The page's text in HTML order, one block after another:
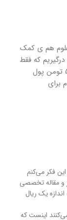
هم ی کمک
که فقط
میتونیم پاره‌وقت جای دیگه کار کنیم. در حد ۵ تومن پول
برای
فکر می‌کنم
و مقاله تخصصی
یک ریال
اینست که